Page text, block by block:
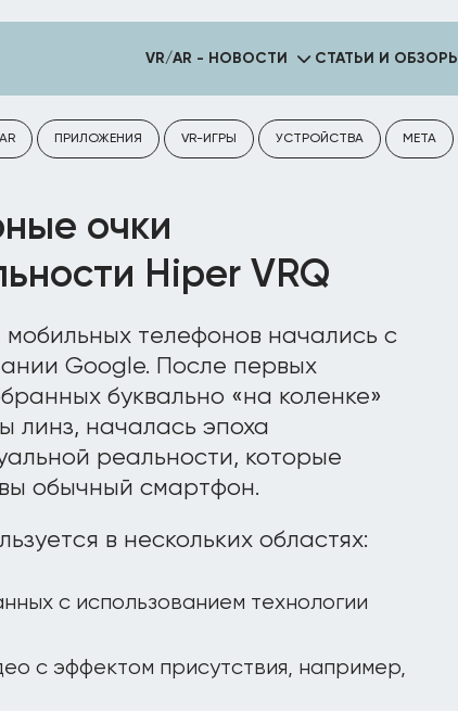
VR/AR - НОВОСТИ СТАТЬИ И ОБЗОРЫ
AR ПРИЛОЖЕНИЯ VR-ИГРЫ УСТРОЙСТВА META
очки
Hiper VRQ
телефонов начались с
Google. После первых
буквально «на коленке»
линз, началась эпоха
реальности, которые
обычный смартфон.
в нескольких областях:
с использованием технологии
с эффектом присутствия, например,